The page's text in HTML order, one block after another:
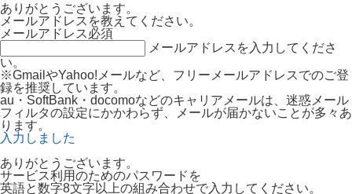
ありがとうございます。
メールアドレスを教えてください。
メールアドレス必須
メールアドレスを入力してくださ
い。
※GmailやYahoo!メールなど、フリーメールアドレスでのご登
録を推奨しています。
au・SoftBank・docomoなどのキャリアメールは、迷惑メール
フィルタの設定にかかわらず、メールが届かないことが多々あ
ります。
入力しました
ありがとうございます。
サービス利用のためのパスワードを
英語と数字8文字以上の組み合わせで入力してください。